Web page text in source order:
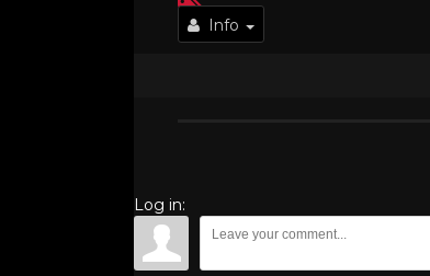
Info
Log in: